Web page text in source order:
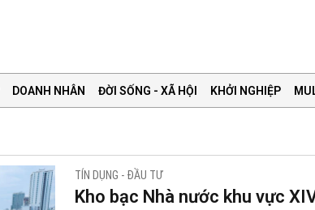
DOANH NHÂN ĐỜI SỐNG - XÃ HỘI KHỞI NGHIỆP
TÍN DỤNG - ĐẦU TƯ
Kho bạc Nhà nước khu vực